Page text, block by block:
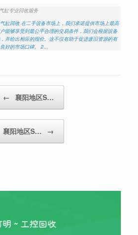
缸专业回收服务
缸回收 在二手设备市场上，我们承诺提供市场上最高
能够享受到最公平合理的交易条件，我们会根据设备
并给出相应的报价。这不仅有助于促进废旧资源的有
好的市场口碑。 2…
← 襄阳地区S…
襄阳地区S… →